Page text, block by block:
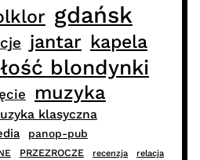
gdańsk
jantar kapela
blondynki
muzyka
klasyczna
panop-pub
PRZEZROCZE recenzja relacja